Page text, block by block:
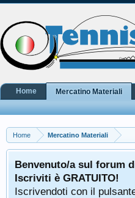
Home Mercatino Materiali
Benvenuto/a sul forum
Iscriviti è GRATUITO!
Iscrivendoti con il
Home Mercatino Materiali